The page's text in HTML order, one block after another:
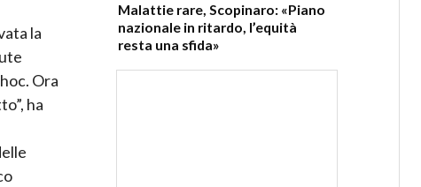
la
Ora
ha
Malattie rare, Scopinaro: «Piano
nazionale in ritardo, l’equità
resta una sfida»